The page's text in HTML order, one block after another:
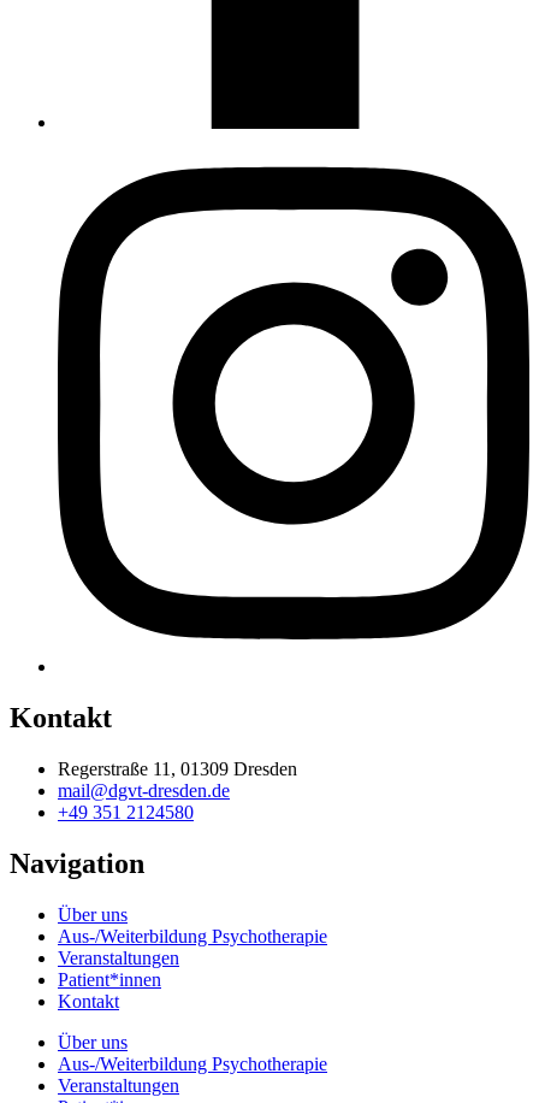
Kontakt
Regerstraße 11, 01309 Dresden
mail@dgvt-dresden.de
+49 351 2124580
Navigation
Über uns
Aus-/Weiterbildung Psychotherapie
Veranstaltungen
Patient*innen
Kontakt
Über uns
Aus-/Weiterbildung Psychotherapie
Veranstaltungen